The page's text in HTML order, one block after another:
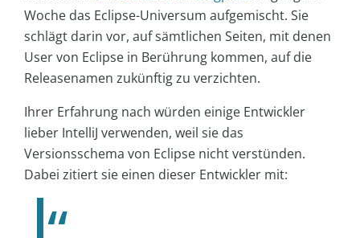
Woche das Eclipse-Universum aufgemischt. Sie
schlägt darin vor, auf sämtlichen Seiten, mit denen
User von Eclipse in Berührung kommen, auf die
Releasenamen zukünftig zu verzichten.
Ihrer Erfahrung nach würden einige Entwickler
lieber IntelliJ verwenden, weil sie das
Versionsschema von Eclipse nicht verstünden.
Dabei zitiert sie einen dieser Entwickler mit: